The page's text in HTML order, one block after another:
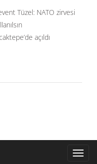
Tüzel: NATO zirvesi
açıldı
Toggle